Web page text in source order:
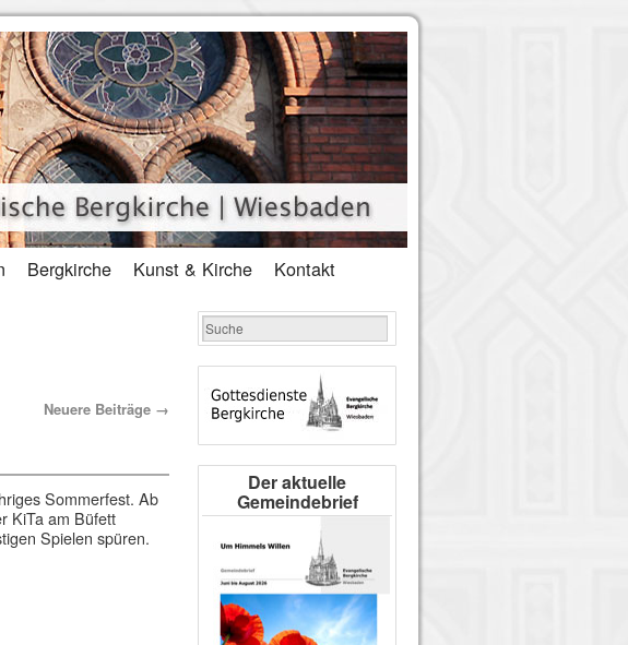
Bergkirche Kunst & Kirche Kontakt
Neuere Beiträge →
Sommerfest. Ab
KiTa am Büfett
Spielen spüren.
Der aktuelle
Gemeindebrief